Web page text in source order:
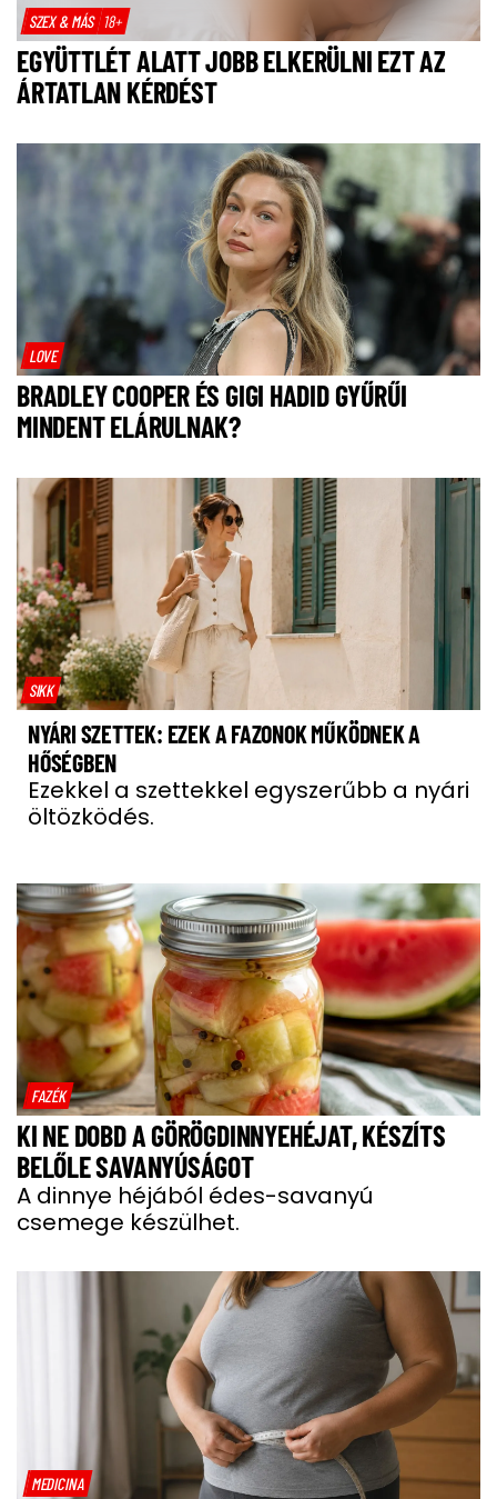
SZEX & MÁS 18+
EGYÜTTLÉT ALATT JOBB ELKERÜLNI EZT AZ
ÁRTATLAN KÉRDÉST
LOVE
BRADLEY COOPER ÉS GIGI HADID GYŰRŰI
MINDENT ELÁRULNAK?
SIKK
NYÁRI SZETTEK: EZEK A FAZONOK MŰKÖDNEK A
HŐSÉGBEN
Ezekkel a szettekkel egyszerűbb a nyári
öltözködés.
FAZÉK
KI NE DOBD A GÖRÖGDINNYEHÉJAT, KÉSZÍTS
BELŐLE SAVANYÚSÁGOT
A dinnye héjából édes-savanyú
csemege készülhet.
MEDICINA